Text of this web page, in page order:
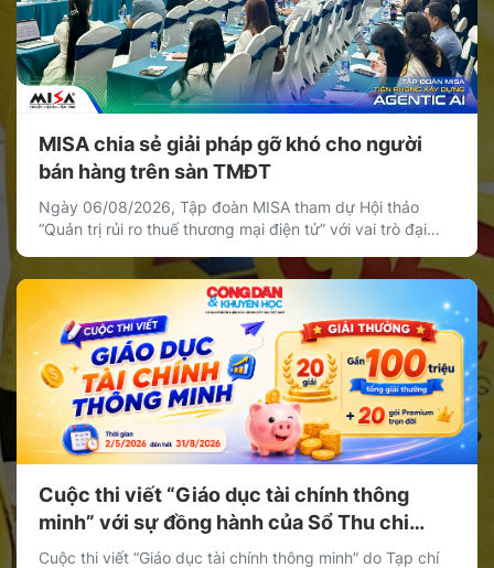
MISA chia sẻ giải pháp gỡ khó cho người
bán hàng trên sàn TMĐT
Ngày 06/08/2026, Tập đoàn MISA tham dự Hội thảo
“Quản trị rủi ro thuế thương mại điện tử” với vai trò đại
chia sẻ giải pháp giúp cá nhân, hộ kinh doanh và doanh
nghiệp bán hàng trên nền tảng thương mại điện tử quản
[…]
Cuộc thi viết “Giáo dục tài chính thông
minh” với sự đồng hành của Sổ Thu chi
MISA
Cuộc thi viết “Giáo dục tài chính thông minh” do Tạp chí